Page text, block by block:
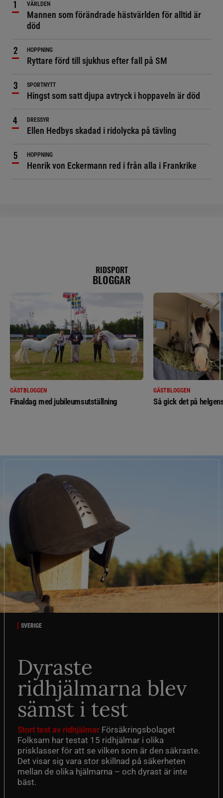
VÄRLDEN
Mannen som förändrade hästvärlden för alltid är
död
HOPPNING
Ryttare förd till sjukhus efter fall på SM
SPORTNYTT
Hingst som satt djupa avtryck i hoppaveln är död
DRESSYR
Ellen Hedbys skadad i ridolycka på tävling
HOPPNING
Henrik von Eckermann red i från alla i Frankrike
RIDSPORT
BLOGGAR
GÄSTBLOGGEN
Finaldag med jubileumsutställning
GÄSTBLOGGEN
Så gick det på
SVERIGE
Dyraste
ridhjälmarna blev
sämst i test
Stort test av ridhjälmar Försäkringsbolaget
Folksam har testat 15 ridhjälmar i olika
prisklasser för att se vilken som är den säkraste.
Det visar sig vara stor skillnad på säkerheten
mellan de olika hjälmarna – och dyrast är inte
bäst.